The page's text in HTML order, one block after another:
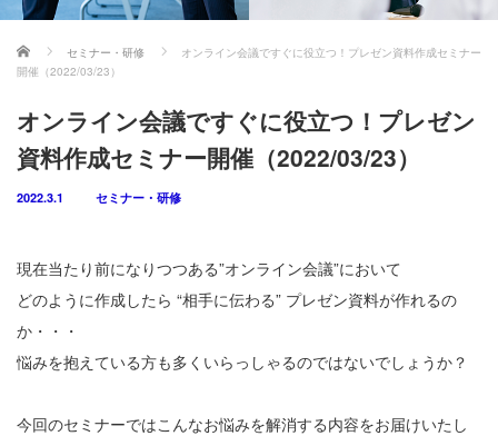
ホーム セミナー・研修
オンライン会議ですぐに役立つ！プレゼン資料作成セミナー
開催（2022/03/23）
オンライン会議ですぐに役立つ！プレゼン
資料作成セミナー開催（2022/03/23）
2022.3.1 セミナー・研修
現在当たり前になりつつある”オンライン会議”において
どのように作成したら “相手に伝わる” プレゼン資料が作れるの
か・・・
悩みを抱えている方も多くいらっしゃるのではないでしょうか？
今回のセミナーではこんなお悩みを解消する内容をお届けいたし